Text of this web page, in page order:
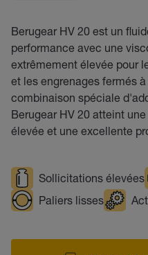
Berugear HV 20 est un
performance avec une
extrêmement élevée pour
et les engrenages fermés
combinaison spéciale
Berugear HV 20 atteint
élevée et une excellente
Sollicitations élevées
Paliers lisses